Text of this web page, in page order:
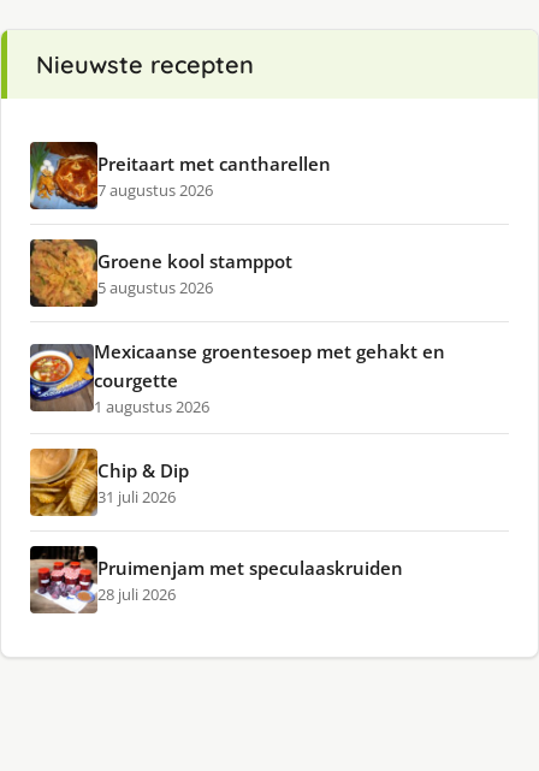
Nieuwste recepten
Preitaart met cantharellen
7 augustus 2026
Groene kool stamppot
5 augustus 2026
Mexicaanse groentesoep met gehakt en
courgette
1 augustus 2026
Chip & Dip
31 juli 2026
Pruimenjam met speculaaskruiden
28 juli 2026